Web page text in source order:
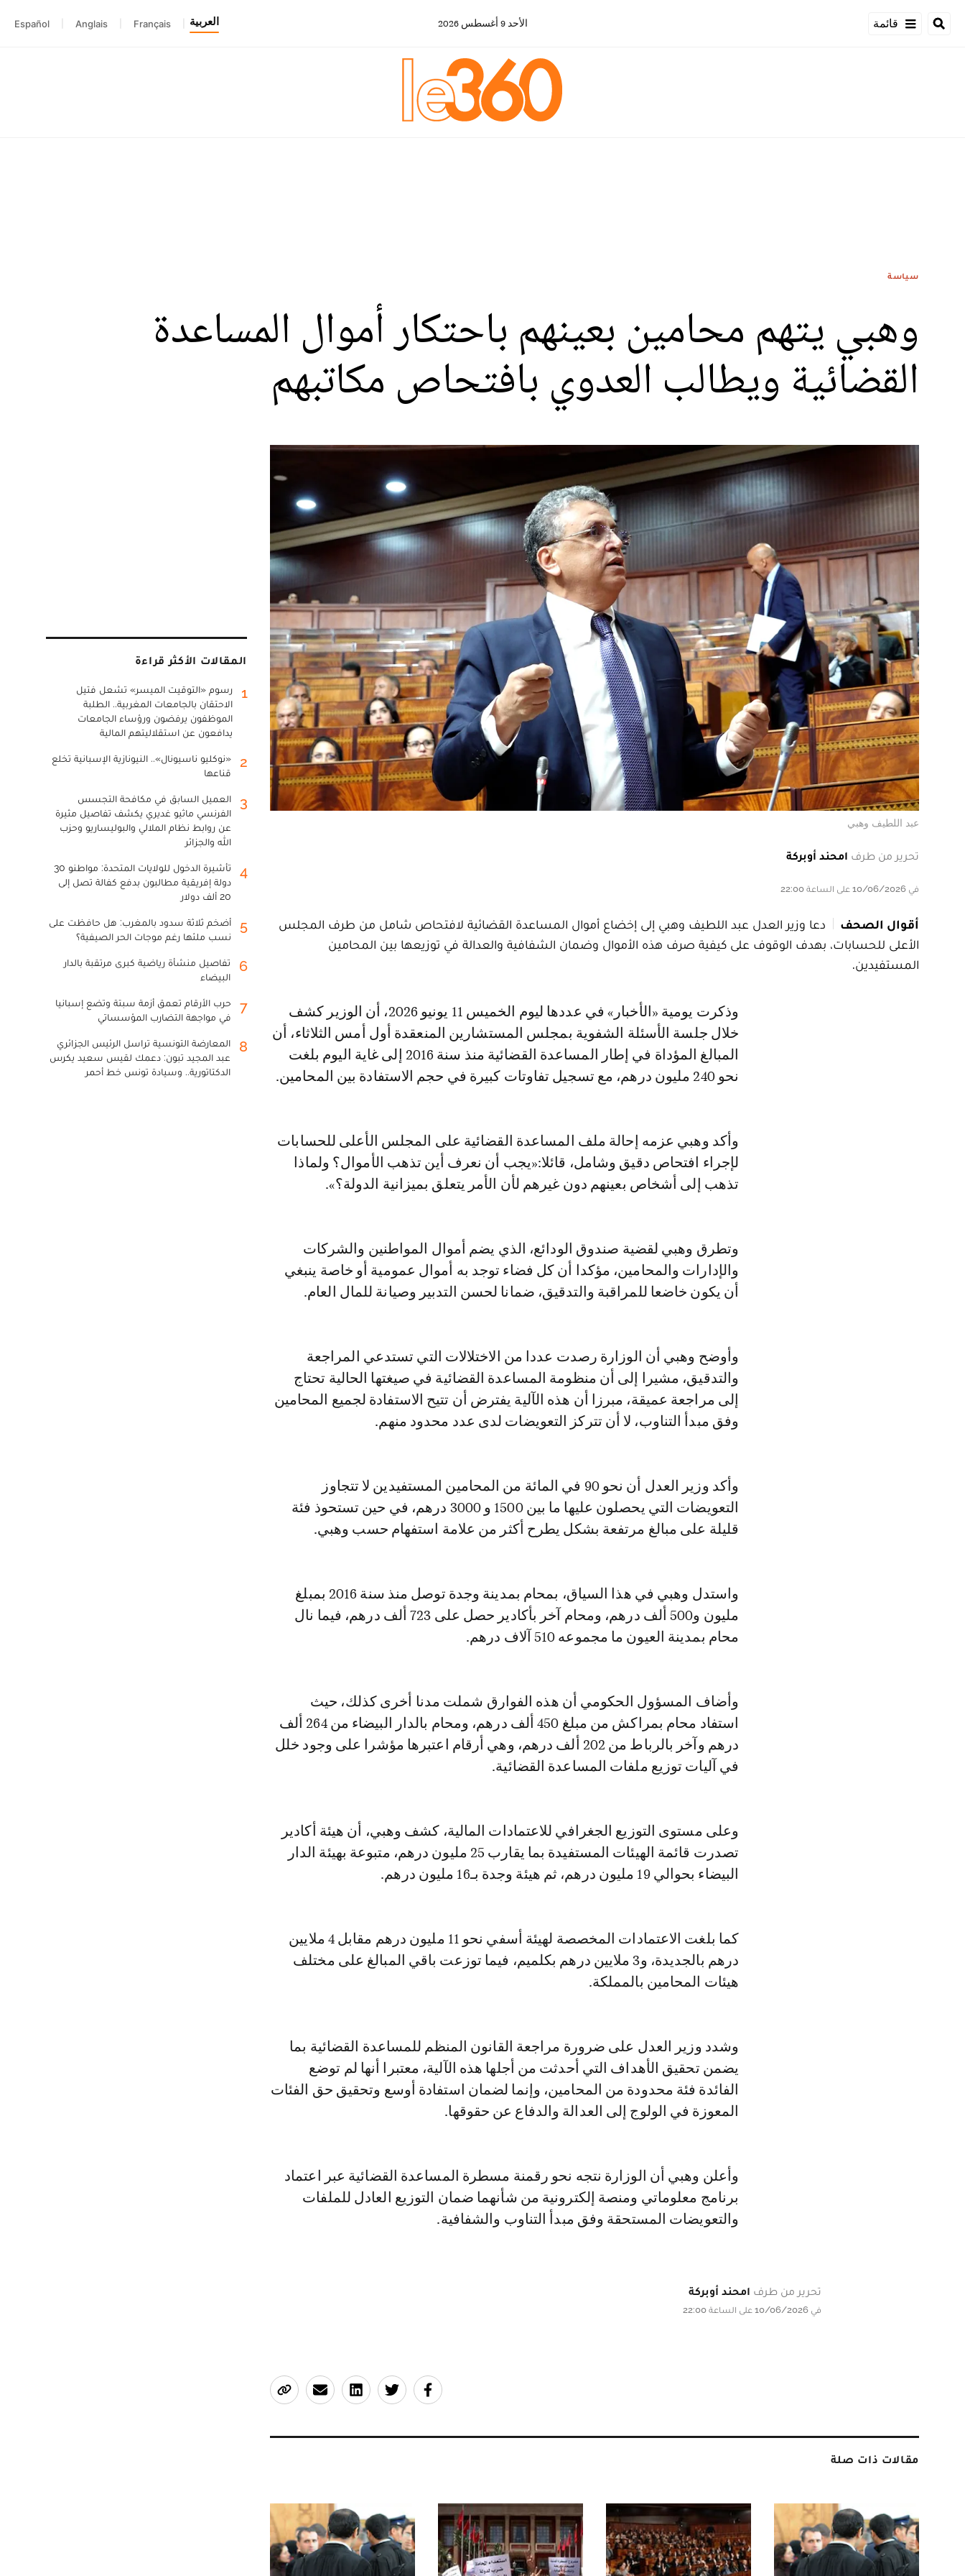
قائمة الأحد 9 أغسطس 2026 العربية Français
Anglais
Español
سياسة
وهبي يتهم محامين بعينهم باحتكار أموال المساعدة
القضائية ويطالب العدوي بافتحاص مكاتبهم
عبد اللطيف وهبي
تحرير من طرف امحند أوبركة
في 10/06/2026 على الساعة 22:00
أقوال الصحف
دعا وزير العدل عبد اللطيف وهبي إلى إخضاع أموال المساعدة القضائية لافتحاص شامل من طرف المجلس
الأعلى للحسابات، بهدف الوقوف على كيفية صرف هذه الأموال وضمان الشفافية والعدالة في توزيعها بين المحامين
المستفيدين.
وذكرت يومية «الأخبار» في عددها ليوم الخميس 11 يونيو 2026، أن الوزير كشف
خلال جلسة الأسئلة الشفوية بمجلس المستشارين المنعقدة أول أمس الثلاثاء، أن
المبالغ المؤداة في إطار المساعدة القضائية منذ سنة 2016 إلى غاية اليوم بلغت
نحو 240 مليون درهم، مع تسجيل تفاوتات كبيرة في حجم الاستفادة بين المحامين.
وأكد وهبي عزمه إحالة ملف المساعدة القضائية على المجلس الأعلى للحسابات
لإجراء افتحاص دقيق وشامل، قائلا:«يجب أن نعرف أين تذهب الأموال؟ ولماذا
تذهب إلى أشخاص بعينهم دون غيرهم لأن الأمر يتعلق بميزانية الدولة؟».
وتطرق وهبي لقضية صندوق الودائع، الذي يضم أموال المواطنين والشركات
والإدارات والمحامين، مؤكدا أن كل فضاء توجد به أموال عمومية أو خاصة ينبغي
أن يكون خاضعا للمراقبة والتدقيق، ضمانا لحسن التدبير وصيانة للمال العام.
وأوضح وهبي أن الوزارة رصدت عددا من الاختلالات التي تستدعي المراجعة
والتدقيق، مشيرا إلى أن منظومة المساعدة القضائية في صيغتها الحالية تحتاج
إلى مراجعة عميقة، مبرزا أن هذه الآلية يفترض أن تتيح الاستفادة لجميع المحامين
وفق مبدأ التناوب، لا أن تتركز التعويضات لدى عدد محدود منهم.
وأكد وزير العدل أن نحو 90 في المائة من المحامين المستفيدين لا تتجاوز
التعويضات التي يحصلون عليها ما بين 1500 و 3000 درهم، في حين تستحوذ فئة
قليلة على مبالغ مرتفعة بشكل يطرح أكثر من علامة استفهام حسب وهبي.
واستدل وهبي في هذا السياق، بمحام بمدينة وجدة توصل منذ سنة 2016 بمبلغ
مليون و500 ألف درهم، ومحام آخر بأكادير حصل على 723 ألف درهم، فيما نال
محام بمدينة العيون ما مجموعه 510 آلاف درهم.
وأضاف المسؤول الحكومي أن هذه الفوارق شملت مدنا أخرى كذلك، حيث
استفاد محام بمراكش من مبلغ 450 ألف درهم، ومحام بالدار البيضاء من 264 ألف
درهم وآخر بالرباط من 202 ألف درهم، وهي أرقام اعتبرها مؤشرا على وجود خلل
في آليات توزيع ملفات المساعدة القضائية.
وعلى مستوى التوزيع الجغرافي للاعتمادات المالية، كشف وهبي، أن هيئة أكادير
تصدرت قائمة الهيئات المستفيدة بما يقارب 25 مليون درهم، متبوعة بهيئة الدار
البيضاء بحوالي 19 مليون درهم، ثم هيئة وجدة بـ16 مليون درهم.
كما بلغت الاعتمادات المخصصة لهيئة أسفي نحو 11 مليون درهم مقابل 4 ملايين
درهم بالجديدة، و3 ملايين درهم بكلميم، فيما توزعت باقي المبالغ على مختلف
هيئات المحامين بالمملكة.
وشدد وزير العدل على ضرورة مراجعة القانون المنظم للمساعدة القضائية بما
يضمن تحقيق الأهداف التي أحدثت من أجلها هذه الآلية، معتبرا أنها لم توضع
الفائدة فئة محدودة من المحامين، وإنما لضمان استفادة أوسع وتحقيق حق الفئات
المعوزة في الولوج إلى العدالة والدفاع عن حقوقها.
وأعلن وهبي أن الوزارة نتجه نحو رقمنة مسطرة المساعدة القضائية عبر اعتماد
برنامج معلوماتي ومنصة إلكترونية من شأنهما ضمان التوزيع العادل للملفات
والتعويضات المستحقة وفق مبدأ التناوب والشفافية.
تحرير من طرف امحند أوبركة
في 10/06/2026 على الساعة 22:00
مقالات ذات صلة
المقالات الأكثر قراءة
1
رسوم «التوقيت الميسر» تشعل فتيل
الاحتقان بالجامعات المغربية.. الطلبة
الموظفون يرفضون ورؤساء الجامعات
يدافعون عن استقلاليتهم المالية
2
«نوكليو ناسيونال».. النيونازية الإسبانية تخلع
قناعها
3
العميل السابق في مكافحة التجسس
الفرنسي ماثيو غديري يكشف تفاصيل مثيرة
عن روابط نظام الملالي والبوليساريو وحزب
الله والجزائر
4
تأشيرة الدخول للولايات المتحدة: مواطنو 30
دولة إفريقية مطالبون بدفع كفالة تصل إلى
20 ألف دولار
5
أضخم ثلاثة سدود بالمغرب: هل حافظت على
نسب ملئها رغم موجات الحر الصيفية؟
6
تفاصيل منشأة رياضية كبرى مرتقبة بالدار
البيضاء
7
حرب الأرقام تعمق أزمة سبتة وتضع إسبانيا
في مواجهة التضارب المؤسساتي
8
المعارضة التونسية تراسل الرئيس الجزائري
عبد المجيد تبون: دعمك لقيس سعيد يكرس
الدكتاتورية.. وسيادة تونس خط أحمر